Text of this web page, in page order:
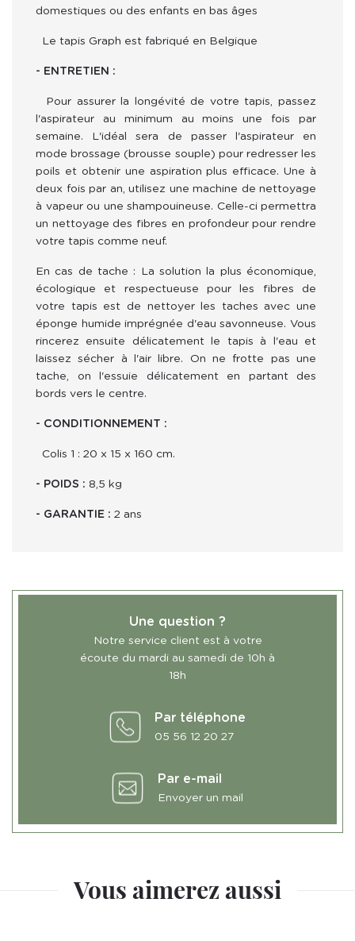
domestiques ou des enfants en bas âges
Le tapis Graph est fabriqué en Belgique
- ENTRETIEN :
Pour assurer la longévité de votre tapis, passez
l'aspirateur au minimum au moins une fois par
semaine. L'idéal sera de passer l'aspirateur en
mode brossage (brousse souple) pour redresser les
poils et obtenir une aspiration plus efficace. Une à
deux fois par an, utilisez une machine de nettoyage
à vapeur ou une shampouineuse. Celle-ci permettra
un nettoyage des fibres en profondeur pour rendre
votre tapis comme neuf.
En cas de tache : La solution la plus économique,
écologique et respectueuse pour les fibres de
votre tapis est de nettoyer les taches avec une
éponge humide imprégnée d'eau savonneuse. Vous
rincerez ensuite délicatement le tapis à l'eau et
laissez sécher à l'air libre. On ne frotte pas une
tache, on l'essuie délicatement en partant des
bords vers le centre.
- CONDITIONNEMENT :
Colis 1 : 20 x 15 x 160 cm.
- POIDS : 8,5 kg
- GARANTIE : 2 ans
Une question ?
Notre service client est à votre
écoute du mardi au samedi de 10h à
18h
Par téléphone
05 56 12 20 27
Par e-mail
Envoyer un mail
Vous aimerez aussi